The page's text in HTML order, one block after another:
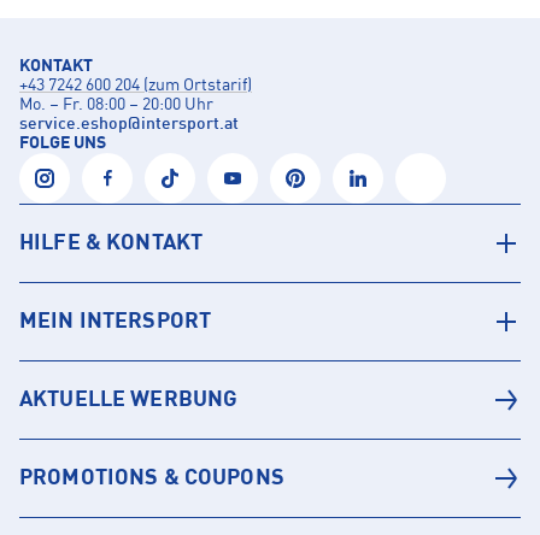
KONTAKT
+43 7242 600 204 (zum Ortstarif)
Mo. – Fr. 08:00 – 20:00 Uhr
service.eshop@intersport.at
FOLGE UNS
HILFE & KONTAKT
MEIN INTERSPORT
AKTUELLE WERBUNG
PROMOTIONS & COUPONS